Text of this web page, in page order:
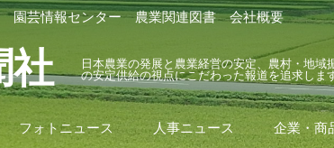
園芸情報センター 農業関連図書 会社概要
社
日本農業の発展と農業経営の安定、農村・地域
の安定供給の視点にこだわった報道を追求します
フォトニュース 人事ニュース 企業・商